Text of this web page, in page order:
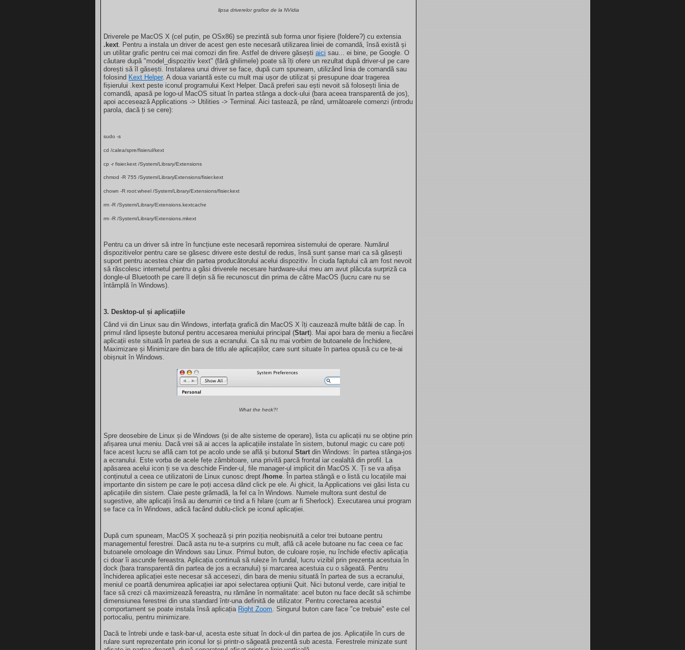
lipsa driverelor grafice de la NVidia
Driverele pe MacOS X (cel puțin, pe OSx86) se prezintă sub forma unor fișiere (foldere?) cu extensia
.kext . Pentru a instala un driver de acest gen este necesară utilizarea liniei de comandă, însă există și
un utilitar grafic pentru cei mai comozi din fire. Astfel de drivere găseștiaici sau... ei bine, pe Google. O
căutare după "model_dispozitiv kext" (fără ghilimele) poate să îți ofere un rezultat după driver-ul pe care
dorești să îl găsești. Instalarea unui driver se face, după cum spuneam, utilizând linia de comandă sau
folosind Kext Helper. A doua variantă este cu mult mai ușor de utilizat și presupune doar tragerea
fișierului .kext peste iconul programului Kext Helper. Dacă preferi sau ești nevoit să folosești linia de
comandă, apasă pe logo-ul MacOS situat în partea stânga a dock-ului (bara aceea transparentă de jos),
apoi accesează Applications -> Utilities -> Terminal. Aici tastează, pe rând, următoarele comenzi (introdu
parola, dacă ți se cere):
sudo -s
cd /calea/spre/fisierul/kext
cp -r fisier.kext/System/Library/Extensions
chmod -R 755 /System/LibraryExtensions/fisier.kext
chown -R root:wheel /System/Library/Extensions/fisier.kext
rm -R /System/Library/Extensions.kextcache
rm -R /System/Library/Extensions.mkext
Pentru ca un driver să intre în funcțiune este necesară repornirea sistemului de operare. Numărul
dispozitivelor pentru care se găsesc drivere este destul de redus, însă sunt șanse mari ca să găsești
suport pentru acestea chiar din partea producătorului acelui dispozitiv. În ciuda faptului că am fost nevoit
să răscolesc internetul pentru a găsi driverele necesare hardware-ului meu am avut plăcuta surpriză ca
dongle-ul Bluetooth pe care îl dețin să fie recunoscut din prima de către MacOS (lucru care nu se
întâmplă în Windows).
3. Desktop-ul și aplicațiile
Când vii din Linux sau din Windows, interfața grafică din MacOS X îți cauzează multe bătăi de cap. În
primul rând lipsește butonul pentru accesarea meniului principal (Start). Mai apoi bara de meniu a fiecărei
aplicații este situată în partea de sus a ecranului. Ca să nu mai vorbim de butoanele de Închidere,
Maximizare și Minimizare din bara de titlu ale aplicațiilor, care sunt situate în partea opusă cu ce te-ai
obișnuit în Windows.
What the heck?!
Spre deosebire de Linux și de Windows (și de alte sisteme de operare), lista cu aplicații nu se obține prin
afișarea unui meniu. Dacă vrei să ai acces la aplicațiile instalate în sistem, butonul magic cu care poți
face acest lucru se află cam tot pe acolo unde se află și butonulStart din Windows: în partea stânga-jos
a ecranului. Este vorba de acele fețe zâmbitoare, una privită parcă frontal iar cealaltă din profil. La
apăsarea acelui icon ți se va deschide Finder-ul, file manager-ul implicit din MacOS X. Ți se va afișa
conținutul a ceea ce utilizatorii de Linux cunosc drept/home. În partea stângă e o listă cu locațiile mai
importante din sistem pe care le poți accesa dând click pe ele. Ai ghicit, la Applications vei găsi lista cu
aplicațiile din sistem. Claie peste grămadă, la fel ca în Windows. Numele multora sunt destul de
sugestive, alte aplicații însă au denumiri ce tind a fi hilare (cum ar fi Sherlock). Executarea unui program
se face ca în Windows, adică facând dublu-click pe iconul aplicației.
După cum spuneam, MacOS X șochează și prin poziția neobișnuită a celor trei butoane pentru
managementul ferestrei. Dacă asta nu te-a surprins cu mult, află că acele butoane nu fac ceea ce fac
butoanele omoloage din Windows sau Linux. Primul buton, de culoare roșie, nu închide efectiv aplicația
ci doar îi ascunde fereastra. Aplicația continuă să ruleze în fundal, lucru vizibil prin prezența acestuia în
dock (bara transparentă din partea de jos a ecranului) și marcarea acestuia cu o săgeată. Pentru
închiderea aplicației este necesar să accesezi, din bara de meniu situată în partea de sus a ecranului,
meniul ce poartă denumirea aplicației iar apoi selectarea opțiunii Quit. Nici butonul verde, care inițial te
face să crezi că maximizează fereastra, nu rămâne în normalitate: acel buton nu face decât să schimbe
dimensiunea ferestrei din una standard într-una definită de utilizator. Pentru corectarea acestui
comportament se poate instala însă aplicația Right Zoom . Singurul buton care face "ce trebuie" este cel
portocaliu, pentru minimizare.
Dacă te întrebi unde e task-bar-ul, acesta este situat în dock-ul din partea de jos. Aplicațiile în curs de
rulare sunt reprezentate prin iconul lor și printr-o săgeată prezentă sub acesta. Ferestrele minizate sunt